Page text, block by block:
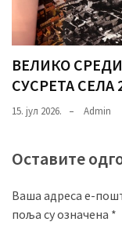
ВЕЛИКО
СУСРЕТА СЕЛА
15. јул 2026. Admin
Оставите
Ваша адреса е-
поља су означена *